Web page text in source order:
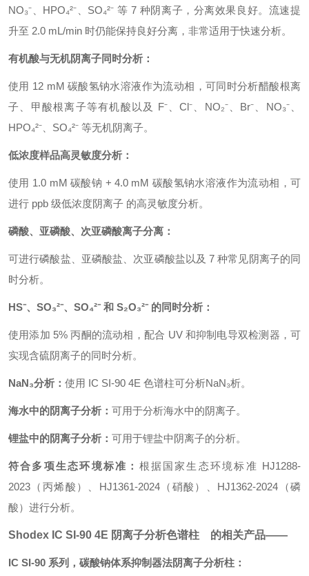
NO₃⁻、HPO₄²⁻、SO₄²⁻ 等 7 种阴离子，分离效果良好。流速提
升至 2.0 mL/min 时仍能保持良好分离，非常适用于快速分析。
有机酸与无机阴离子同时分析：
使用 12 mM 碳酸氢钠水溶液作为流动相，可同时分析醋酸根离
子、甲酸根离子等有机酸以及 F⁻、Cl⁻、NO₂⁻、Br⁻、NO₃⁻、
HPO₄²⁻、SO₄²⁻ 等无机阴离子。
低浓度样品高灵敏度分析：
使用 1.0 mM 碳酸钠 + 4.0 mM 碳酸氢钠水溶液作为流动相，可
进行 ppb 级低浓度阴离子 的高灵敏度分析。
磷酸、亚磷酸、次亚磷酸离子分离：
可进行磷酸盐、亚磷酸盐、次亚磷酸盐以及 7 种常见阴离子的同
时分析。
HS⁻、SO₃²⁻、SO₄²⁻ 和 S₂O₃²⁻ 的同时分析：
使用添加 5% 丙酮的流动相，配合 UV 和抑制电导双检测器，可
实现含硫阴离子的同时分析。
NaN₃分析： 使用 IC SI-90 4E 色谱柱可分析NaN₃析。
海水中的阴离子分析： 可用于分析海水中的阴离子。
锂盐中的阴离子分析： 可用于锂盐中阴离子的分析。
符合多项生态环境标准： 根据国家生态环境标准 HJ1288-
2023（丙烯酸）、HJ1361-2024（硝酸）、HJ1362-2024（磷
酸）进行分析。
Shodex IC SI-90 4E 阴离子分析色谱柱 的相关产品——
IC SI-90 系列，碳酸钠体系抑制器法阴离子分析柱：